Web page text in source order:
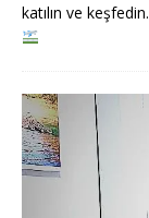
katılın ve keşfedin.